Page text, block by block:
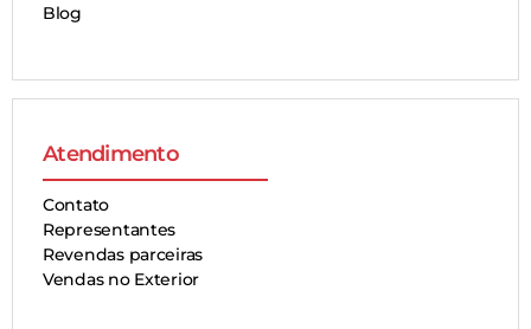
Blog
Atendimento
Contato
Representantes
Revendas parceiras
Vendas no Exterior